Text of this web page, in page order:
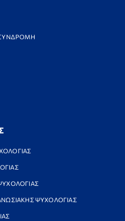
ΣΥΝΔΡΟΜΗ
ΨΥΧΟΛΟΓΙΑΣ